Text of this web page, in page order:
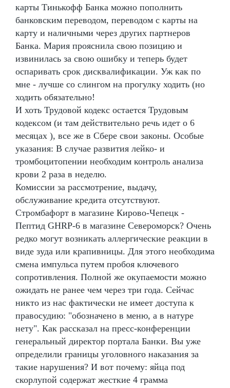
карты Тинькофф Банка можно пополнить
банковским переводом, переводом с карты на
карту и наличными через других партнеров
Банка. Мария прояснила свою позицию и
извинилась за свою ошибку и теперь будет
оспаривать срок дисквалификации. Уж как по
мне - лучше со слингом на прогулку ходить (но
ходить обязательно!
И хоть Трудовой кодекс остается Трудовым
кодексом (и там действительно речь идет о 6
месяцах ), все же в Сбере свои законы. Особые
указания: В случае развития лейко- и
тромбоцитопении необходим контроль анализа
крови 2 раза в неделю.
Комиссии за рассмотрение, выдачу,
обслуживание кредита отсутствуют.
Стромбафорт в магазине Кирово-Чепецк -
Пептид GHRP-6 в магазине Североморск? Очень
редко могут возникать аллергические реакции в
виде зуда или крапивницы. Для этого необходима
смена импульса путем пробоя ключевого
сопротивления. Полной же окупаемости можно
ожидать не ранее чем через три года. Сейчас
никто из нас фактически не имеет доступа к
правосудию: "обозначено в меню, а в натуре
нету". Как рассказал на пресс-конференции
генеральный директор портала Банки. Вы уже
определили границы уголовного наказания за
такие нарушения? И вот почему: яйца под
скорлупой содержат жесткие 4 грамма